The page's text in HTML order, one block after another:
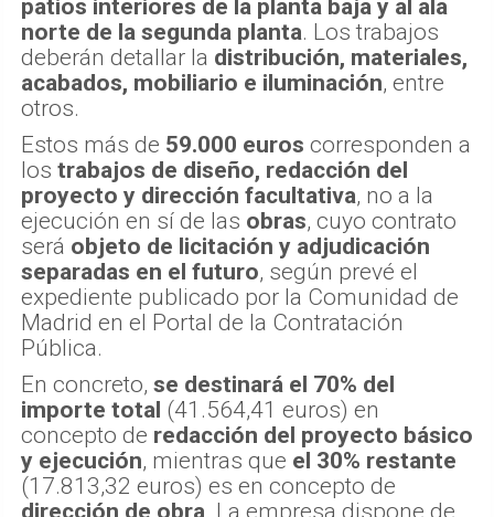
patios interiores de la planta baja y al ala
norte de la segunda planta. Los trabajos
deberán detallar la distribución, materiales,
acabados, mobiliario e iluminación, entre
otros.
Estos más de 59.000 euros corresponden a
los trabajos de diseño, redacción del
proyecto y dirección facultativa, no a la
ejecución en sí de las obras, cuyo contrato
será objeto de licitación y adjudicación
separadas en el futuro, según prevé el
expediente publicado por la Comunidad de
Madrid en el Portal de la Contratación
Pública.
En concreto, se destinará el 70% del
importe total (41.564,41 euros) en
concepto de redacción del proyecto básico
y ejecución, mientras que el 30% restante
(17.813,32 euros) es en concepto de
dirección de obra. La empresa dispone de